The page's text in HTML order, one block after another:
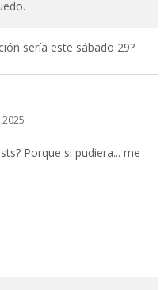
sería este sábado 29?
Porque si pudiera... me